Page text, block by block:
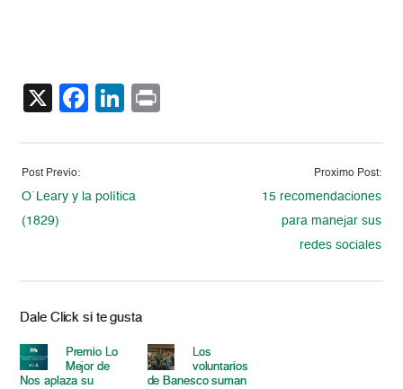
X Facebook
LinkedIn
Post Previo:
O´Leary y la política
(1829)
Proximo Post:
15 recomendaciones
para manejar sus
redes sociales
Dale Click si te gusta
Premio Lo
Mejor de
Nos aplaza su
Los
voluntarios
de Banesco suman